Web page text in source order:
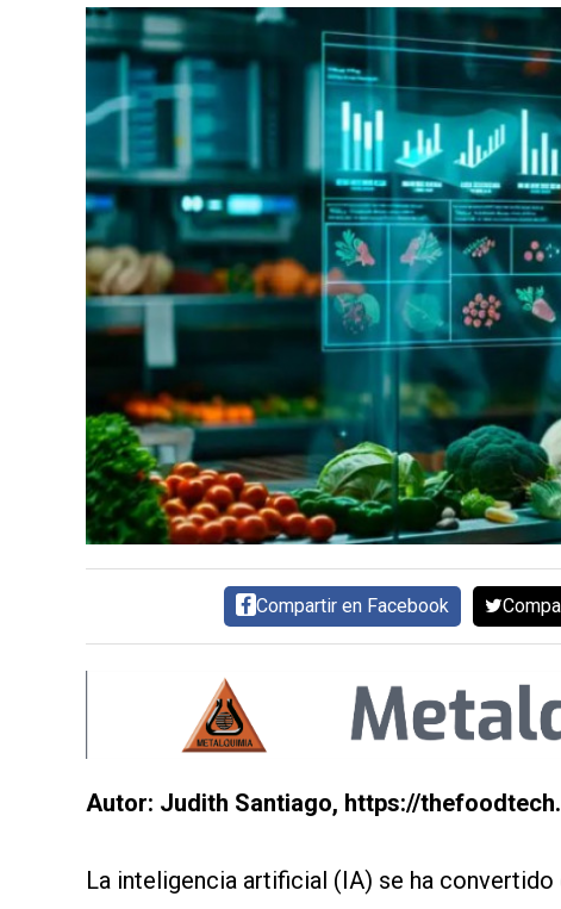
DIRECTORIO
MEDIA KIT
SERVICIOS
CONTÁCTENOS
TÉRMINOS
CONDICIONES
POLÍTICAS
PRIVACIDAD
Compartir en Facebook
Autor: Judith Santiago, https://
La inteligencia artificial (IA) se ha convertido